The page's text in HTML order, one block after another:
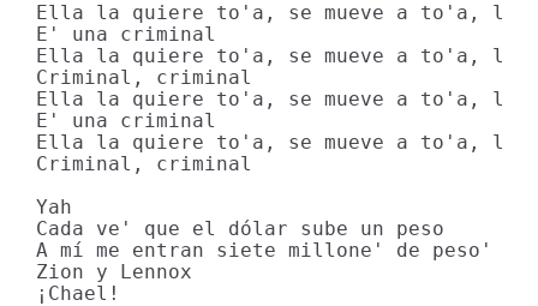
Ella la quiere to'a, se mueve a to'a, la
E' una criminal
Ella la quiere to'a, se mueve a to'a, la
Criminal, criminal
Ella la quiere to'a, se mueve a to'a, la
E' una criminal
Ella la quiere to'a, se mueve a to'a, la
Criminal, criminal
Yah
Cada ve' que el dólar sube un peso
A mí me entran siete millone' de peso'
Zion y Lennox
¡Chael!